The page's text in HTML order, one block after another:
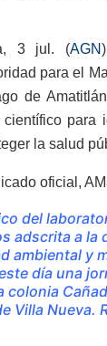
3 jul. (AGN
para el
de
para
la salud
oficial,
del
adscrita a la
ambiental y
día una
colonia
Villa Nueva.